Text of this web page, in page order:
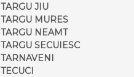
TARGU JIU
TARGU MURES
TARGU NEAMT
TARGU SECUIESC
TARNAVENI
TECUCI